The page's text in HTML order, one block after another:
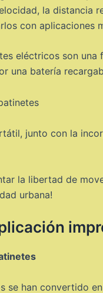
la distancia
con aplicaciones
eléctricos son
una batería
junto con la
la libertad de
urbana!
se han convertido